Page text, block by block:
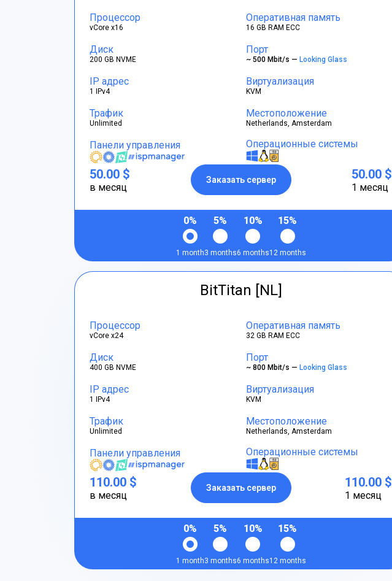
Процессор
vCore x16
Оперативная память
16 GB RAM ECC
Диск
200 GB NVME
Порт
~ 500 Mbit/s — Looking Glass
IP адрес
1 IPv4
Виртуализация
KVM
Трафик
Unlimited
Местоположение
Netherlands, Amsterdam
Панели управления Операционные системы
50.00 $
в месяц
Заказать сервер 50.00 $
1 месяц
0%
1 month
5%
3 months
10%
6 months
15%
12 months
BitTitan [NL]
Процессор
vCore x24
Оперативная память
32 GB RAM ECC
Диск
400 GB NVME
Порт
~ 800 Mbit/s — Looking Glass
IP адрес
1 IPv4
Виртуализация
KVM
Трафик
Unlimited
Местоположение
Netherlands, Amsterdam
Панели управления Операционные системы
110.00 $
в месяц
Заказать сервер 110.00 $
1 месяц
0%
1 month
5%
3 months
10%
6 months
15%
12 months